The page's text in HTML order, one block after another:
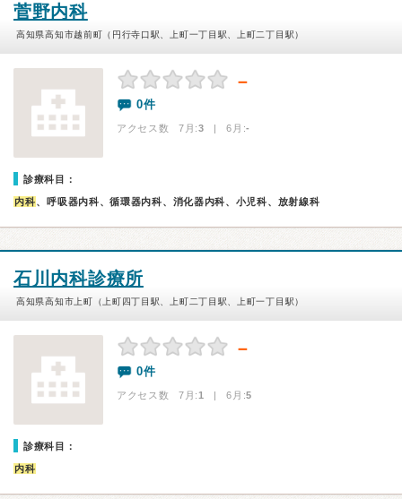
菅野内科
高知県高知市越前町（円行寺口駅、上町一丁目駅、上町二丁目駅）
－
0件
アクセス数 7月:3 | 6月:-
診療科目：
内科、呼吸器内科、循環器内科、消化器内科、小児科、放射線科
石川内科診療所
高知県高知市上町（上町四丁目駅、上町二丁目駅、上町一丁目駅）
－
0件
アクセス数 7月:1 | 6月:5
診療科目：
内科